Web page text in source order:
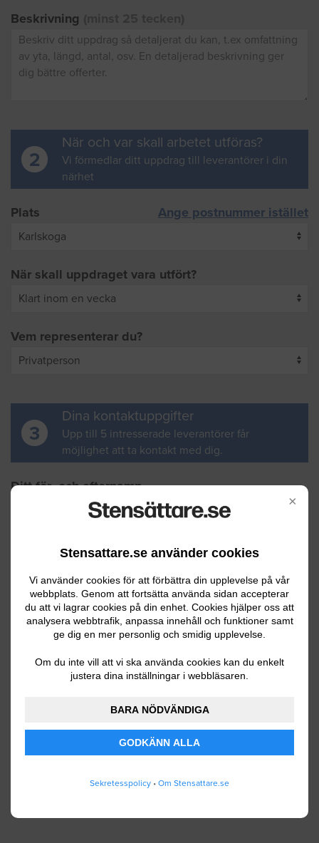
×
Stensattare.se använder cookies
Vi använder cookies för att förbättra din upplevelse på vår
webbplats. Genom att fortsätta använda sidan accepterar
du att vi lagrar cookies på din enhet. Cookies hjälper oss att
analysera webbtrafik, anpassa innehåll och funktioner samt
ge dig en mer personlig och smidig upplevelse.
Om du inte vill att vi ska använda cookies kan du enkelt
justera dina inställningar i webbläsaren.
BARA NÖDVÄNDIGA
GODKÄNN ALLA
Sekretesspolicy • Om Stensattare.se
Beskrivning
2
När och var skall arbetet utföras?
Vi förmedlar ditt uppdrag till leverantörer i din
närhet
Plats Ange postnummer istället
När skall uppdraget vara utfört?
Vem representerar du?
3
Dina kontaktuppgifter
Upp till 5 intresserade leverantörer får
möjlighet att ta kontakt med dig.
Ditt för- och efternamn
Din e-postadress
Ditt telefonnummer
använder mina personuppgifter enligt
SKICKA IN